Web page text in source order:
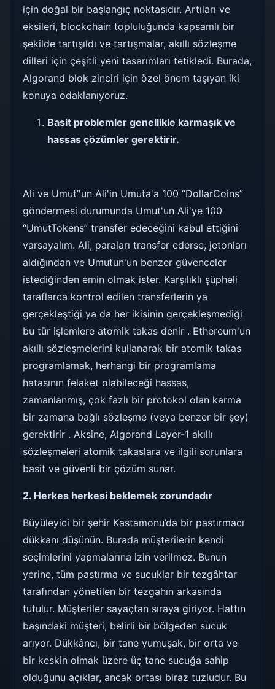
için doğal bir başlangıç ​​noktasıdır. Artıları ve
eksileri, blockchain topluluğunda kapsamlı bir
şekilde tartışıldı ve tartışmalar, akıllı sözleşme
dilleri için çeşitli yeni tasarımları tetikledi. Burada,
Algorand blok zinciri için özel önem taşıyan iki
konuya odaklanıyoruz.
Basit problemler genellikle karmaşık ve
hassas çözümler gerektirir.
Ali ve Umut’'un Ali'in Umuta'a 100 “DollarCoins”
göndermesi durumunda Umut'un Ali'ye 100
“UmutTokens” transfer edeceğini kabul ettiğini
varsayalım. Ali, paraları transfer ederse, jetonları
aldığından ve Umutun'un benzer güvenceler
istediğinden emin olmak ister. Karşılıklı şüpheli
taraflarca kontrol edilen transferlerin ya
gerçekleştiği ya da her ikisinin gerçekleşmediği
bu tür işlemlere atomik takas denir . Ethereum'un
akıllı sözleşmelerini kullanarak bir atomik takas
programlamak, herhangi bir programlama
hatasının felaket olabileceği hassas,
zamanlanmış, çok fazlı bir protokol olan karma
bir zamana bağlı sözleşme (veya benzer bir şey)
gerektirir . Aksine, Algorand Layer-1 akıllı
sözleşmeleri atomik takaslara ve ilgili sorunlara
basit ve güvenli bir çözüm sunar.
2. Herkes herkesi beklemek zorundadır
Büyüleyici bir şehir Kastamonu’da bir pastırmacı
dükkanı düşünün. Burada müşterilerin kendi
seçimlerini yapmalarına izin verilmez. Bunun
yerine, tüm pastırma ve sucuklar bir tezgâhtar
tarafından yönetilen bir tezgahın arkasında
tutulur. Müşteriler sayaçtan sıraya giriyor. Hattın
başındaki müşteri, belirli bir bölgeden sucuk
arıyor. Dükkâncı, bir tane yumuşak, bir orta ve
bir keskin olmak üzere üç tane sucuğa sahip
olduğunu açıklar, ancak ortası biraz tuzludur. Bu